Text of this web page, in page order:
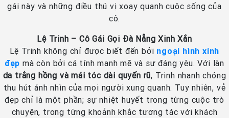
gái này và những điều thú vị xoay quanh cuộc sống của
cô.
Lệ Trinh – Cô Gái Gọi Đà Nẵng Xinh Xắn
Lệ Trinh không chỉ được biết đến bởi ngoại hình xinh
đẹp mà còn bởi cá tính mạnh mẽ và sự đáng yêu. Với làn
da trắng hồng và mái tóc dài quyến rũ, Trinh nhanh chóng
thu hút ánh nhìn của mọi người xung quanh. Tuy nhiên, vẻ
đẹp chỉ là một phần; sự nhiệt huyết trong từng cuộc trò
chuyện, trong từng khoảnh khắc tương tác với khách